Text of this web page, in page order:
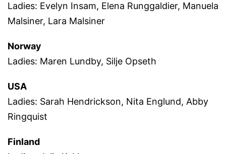
Ladies: Evelyn Insam, Elena Runggaldier, Manuela
Malsiner, Lara Malsiner
Norway
Ladies: Maren Lundby, Silje Opseth
USA
Ladies: Sarah Hendrickson, Nita Englund, Abby
Ringquist
Finland